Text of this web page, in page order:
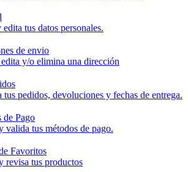
tus datos personales.
de envio
y/o elimina una dirección
tus pedidos, devoluciones y fechas de entrega.
de Pago
valida tus métodos de pago.
Favoritos
revisa tus productos